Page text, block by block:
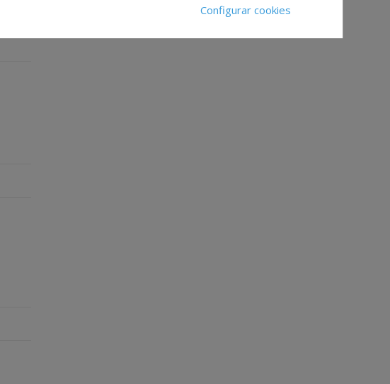
Configurar cookies